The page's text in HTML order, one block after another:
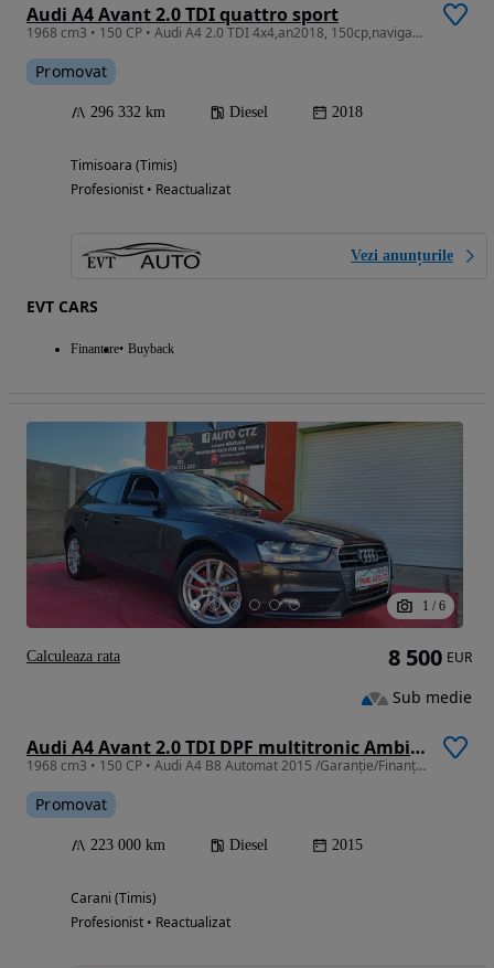
Audi A4 Avant 2.0 TDI quattro sport
1968 cm3 • 150 CP • Audi A4 2.0 TDI 4x4,an2018, 150cp,navigatie RATE FIXE
Promovat
296 332 km Diesel 2018
Timisoara (Timis)
Profesionist • Reactualizat
Vezi anunțurile
EVT CARS
Finantare Buyback
1 / 6
Audi A4 Avant 2.0 TDI DPF multitronic Ambiente
1968 cm3 • 150 CP • Audi A4 B8 Automat 2015 /Garanție/Finanțare Rate/RevizieGR/LivrareGR
Promovat
223 000 km Diesel 2015
Carani (Timis)
Profesionist • Reactualizat
8 500 EUR
Sub medie
Calculeaza rata